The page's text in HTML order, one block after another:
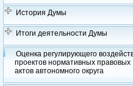
История Думы
Итоги деятельности Думы
Оценка регулирующего
проектов нормативных правовых
актов автономного округа